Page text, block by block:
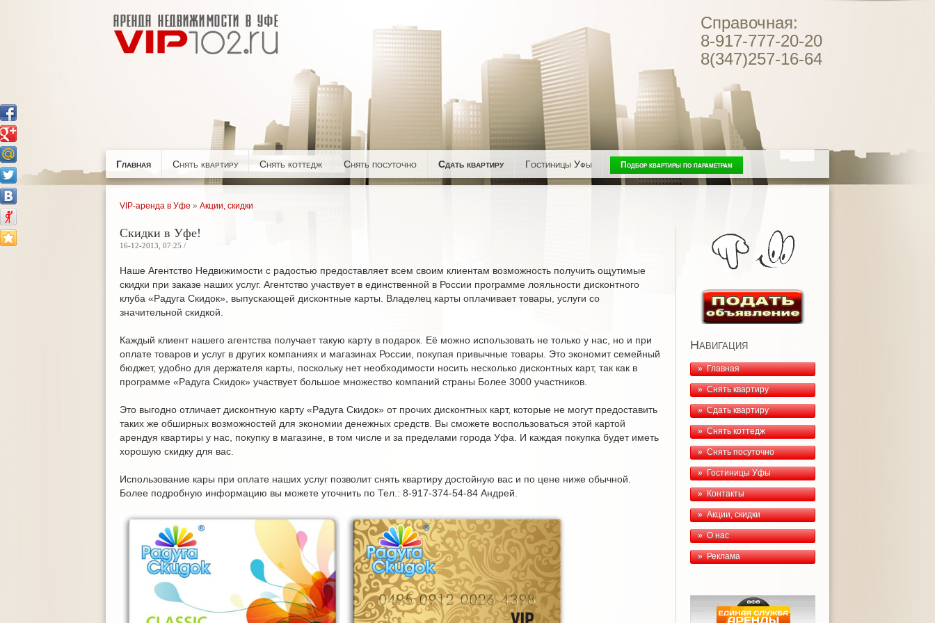
Справочная:
8-917-777-20-20
8(347)257-16-64
Главная Снять квартиру Снять коттедж Снять посуточно Сдать квартиру Гостиницы Уфы Подбор квартиры по параметрам
VIP-аренда в Уфе » Акции, скидки
Скидки в Уфе!
16-12-2013, 07:25 /
Наше Агентство Недвижимости с радостью предоставляет всем своим клиентам возможность получить ощутимые
скидки при заказе наших услуг. Агентство участвует в единственной в России программе лояльности дисконтного
клуба «Радуга Скидок», выпускающей дисконтные карты. Владелец карты оплачивает товары, услуги со
значительной скидкой.
Каждый клиент нашего агентства получает такую карту в подарок. Её можно использовать не только у нас, но и при
оплате товаров и услуг в других компаниях и магазинах России, покупая привычные товары. Это экономит семейный
бюджет, удобно для держателя карты, поскольку нет необходимости носить несколько дисконтных карт, так как в
программе «Радуга Скидок» участвует большое множество компаний страны Более 3000 участников.
Это выгодно отличает дисконтную карту «Радуга Скидок» от прочих дисконтных карт, которые не могут предоставить
таких же обширных возможностей для экономии денежных средств. Вы сможете воспользоваться этой картой
арендуя квартиры у нас, покупку в магазине, в том числе и за пределами города Уфа. И каждая покупка будет иметь
хорошую скидку для вас.
Использование кары при оплате наших услуг позволит снять квартиру достойную вас и по цене ниже обычной.
Более подробную информацию вы можете уточнить по Тел.: 8-917-374-54-84 Андрей.
Навигация
» Главная
» Снять квартиру
» Сдать квартиру
» Снять коттедж
» Снять посуточно
» Гостиницы Уфы
» Контакты
» Акции, скидки
» О нас
» Реклама